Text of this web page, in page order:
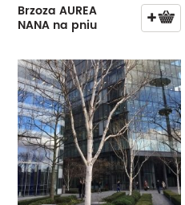
Brzoza AUREA
NANA na pniu